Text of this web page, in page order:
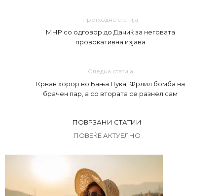
Претходна статија
МНР со одговор до Дачиќ за неговата
провокативна изјава
Следна статија
Крвав хорор во Бања Лука: Фрлил бомба на
брачен пар, а со втората се разнел сам
ПОВРЗАНИ СТАТИИ
ПОВЕЌЕ АКТУЕЛНО